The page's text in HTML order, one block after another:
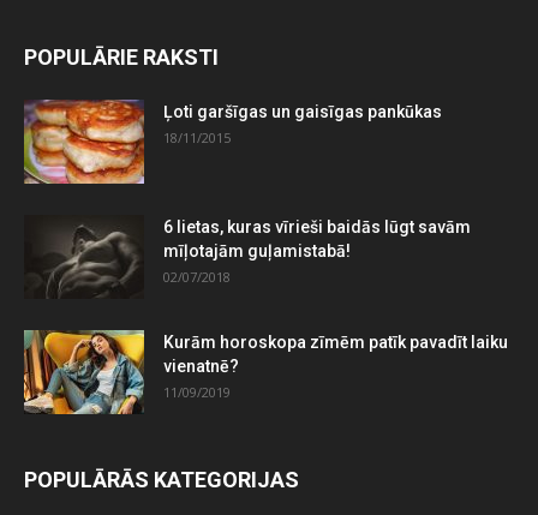
POPULĀRIE RAKSTI
Ļoti garšīgas un gaisīgas pankūkas
18/11/2015
6 lietas, kuras vīrieši baidās lūgt savām
mīļotajām guļamistabā!
02/07/2018
Kurām horoskopa zīmēm patīk pavadīt laiku
vienatnē?
11/09/2019
POPULĀRĀS KATEGORIJAS